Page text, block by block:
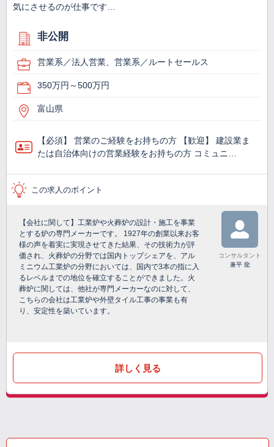
気にさせるのが仕事です…
非公開
営業系／法人営業、営業系／ルートセールス
350万円～500万円
富山県
【必須】 営業のご経験をお持ちの方 【歓迎】 建設業ま
たは自治体向けの営業経験をお持ちの方 コミュニ…
この求人のポイント
【会社に関して】工業炉や火葬炉の設計・施工を事業
とする炉の専門メーカーです。 1927年の創業以来お客
様の声を着実に実現させてきた結果、その技術力が評
価され、火葬炉の分野では国内トップシェアを、アル
ミニウム工業炉の分野においては、国内で3本の指に入
るレベルまでの地位を確立することができました。火
葬炉に関しては、他社が専門メーカーなのに対して、
こちらの会社は工業炉や外壁タイル工事の事業も有
り、安定性を築いています。
コンサルタント
兼平 龍
詳しく見る